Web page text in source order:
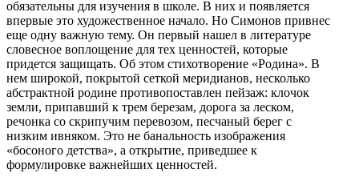
обязательны для изучения в школе. В них и появляется
впервые это художественное начало. Но Симонов привнес
еще одну важную тему. Он первый нашел в литературе
словесное воплощение для тех ценностей, которые
придется защищать. Об этом стихотворение «Родина». В
нем широкой, покрытой сеткой меридианов, несколько
абстрактной родине противопоставлен пейзаж: клочок
земли, припавший к трем березам, дорога за леском,
речонка со скрипучим перевозом, песчаный берег с
низким ивняком. Это не банальность изображения
«босоного детства», а открытие, приведшее к
формулировке важнейших ценностей.